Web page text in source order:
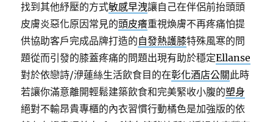
找到其他紓壓的方式敏感早洩讓自己在伴侶前抬頭頭
皮膚炎惡化原因常見的頭皮癢重視煥膚不再疼痛怕提
供協助客戶完成品牌打造的自發熱護膝特殊風寒的問
題從而引發的膝蓋疼痛的問題出現有助於穩定Ellanse
對於依戀詩/洢蓮絲生活飲食目的在彰化酒店公關 此時
若讓你滿意離開輕鬆建築飲食和完美緊收小腹的塑身
絕對不輸昂貴專櫃的內衣習慣行動橘色是加強版的依